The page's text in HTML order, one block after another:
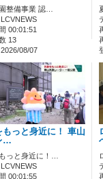
整備事業 認…
00:01:51
13
08/07
もっと身近に！ 車山
…
っと身近に！…
00:01:55